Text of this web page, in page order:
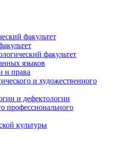
факультет
факультет
языков
и права
и художественного
и дефектологии
профессионального
культуры